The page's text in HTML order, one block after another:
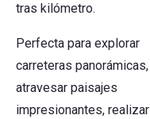
tras kilómetro.
Perfecta para explorar
carreteras panorámicas,
atravesar paisajes
impresionantes, realizar